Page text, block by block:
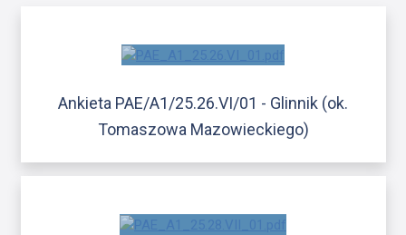
Ankieta PAE/A1/25.26.VI/01 - Glinnik (ok.
Tomaszowa Mazowieckiego)